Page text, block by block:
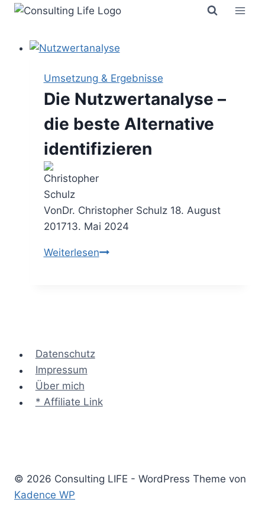
Zum
springen
Umsetzung & Ergebnisse
Die Nutzwertanalyse –
die beste Alternative
identifizieren
VonDr. Christopher Schulz 18. August
201713. Mai 2024
WeiterlesenDie
Datenschutz
Impressum
Über mich
* Affiliate Link
© 2026 Consulting LIFE - WordPress Theme von
Kadence WP